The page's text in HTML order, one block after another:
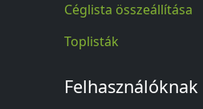
Céglista összeállítása
Toplisták
Felhasználóknak